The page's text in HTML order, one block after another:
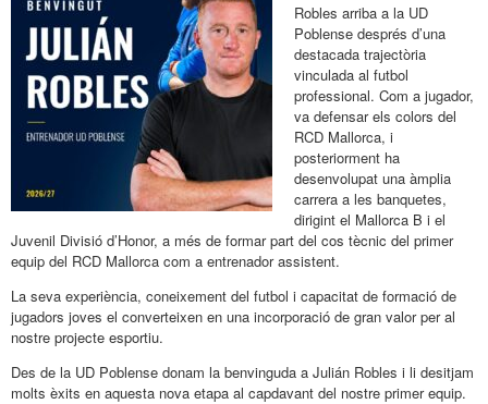
Robles arriba a la UD
Poblense després d’una
destacada trajectòria
vinculada al futbol
professional. Com a jugador,
va defensar els colors del
RCD Mallorca, i
posteriorment ha
desenvolupat una àmplia
carrera a les banquetes,
dirigint el Mallorca B i el
Juvenil Divisió d’Honor, a més de formar part del cos tècnic del primer
equip del RCD Mallorca com a entrenador assistent.
La seva experiència, coneixement del futbol i capacitat de formació de
jugadors joves el converteixen en una incorporació de gran valor per al
nostre projecte esportiu.
Des de la UD Poblense donam la benvinguda a Julián Robles i li desitjam
molts èxits en aquesta nova etapa al capdavant del nostre primer equip.